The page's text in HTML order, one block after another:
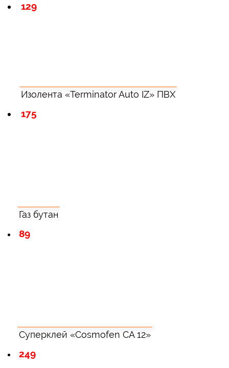
129
Изолента «Terminator Auto IZ» ПВХ
175
Газ бутан
89
Суперклей «Cosmofen CA 12»
249